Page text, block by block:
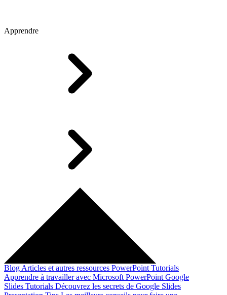
Apprendre
Blog Articles et autres ressources PowerPoint Tutorials
Apprendre à travailler avec Microsoft PowerPoint Google
Slides Tutorials Découvrez les secrets de Google Slides